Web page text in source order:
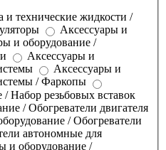
и технические жидкости /
Аксессуары и
и оборудование /
Аксессуары и
Аксессуары и
/ Фаркопы
Набор резьбовых вставок
/ Обогреватели двигателя
/ Обогреватели
автономные для
и оборудование /